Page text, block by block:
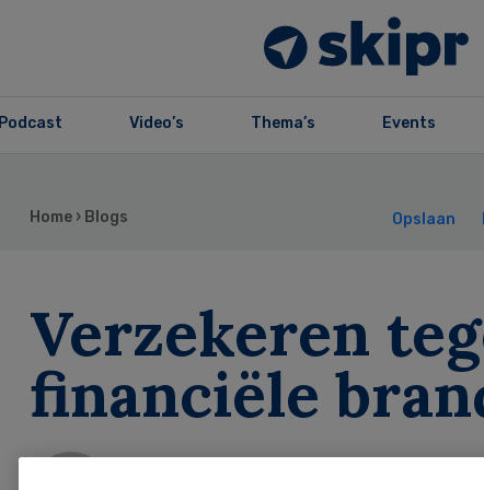
Podcast Video’s Thema’s Events
Home › Blogs Opslaan
Verzekeren
financiële